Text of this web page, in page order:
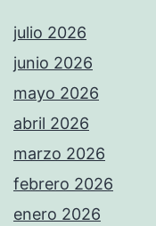
julio 2026
junio 2026
mayo 2026
abril 2026
marzo 2026
febrero 2026
enero 2026